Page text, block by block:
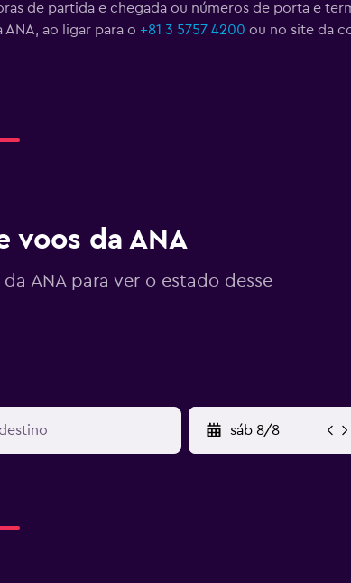
de partida e chegada ou números de porta e
ao ligar para o +81 3 5757 4200 ou no site da
voos da ANA
ANA para ver o estado desse